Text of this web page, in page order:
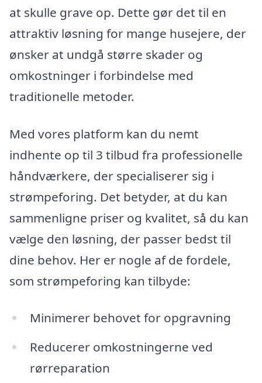
at skulle grave op. Dette gør det til en
attraktiv løsning for mange husejere, der
ønsker at undgå større skader og
omkostninger i forbindelse med
traditionelle metoder.
Med vores platform kan du nemt
indhente op til 3 tilbud fra professionelle
håndværkere, der specialiserer sig i
strømpeforing. Det betyder, at du kan
sammenligne priser og kvalitet, så du kan
vælge den løsning, der passer bedst til
dine behov. Her er nogle af de fordele,
som strømpeforing kan tilbyde:
Minimerer behovet for opgravning
Reducerer omkostningerne ved
rørreparation